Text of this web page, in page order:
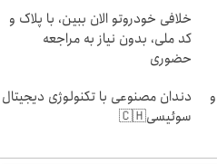
خلافی خودروتو الان ببین، با پلاک و
کد ملی، بدون نیاز به مراجعه
حضوری
دندان مصنوعی با تکنولوژی دیجیتال
سوئیسی🇨🇭